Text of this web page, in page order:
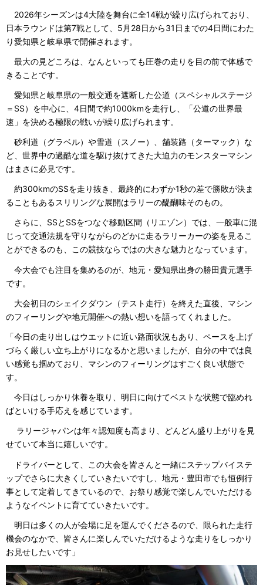
2026年シーズンは4大陸を舞台に全14戦が繰り広げられており、
日本ラウンドは第7戦として、5月28日から31日までの4日間にわた
り愛知県と岐阜県で開催されます。
最大の見どころは、なんといっても圧巻の走りを目の前で体感で
きることです。
愛知県と岐阜県の一般交通を遮断した公道（スペシャルステージ
＝SS）を中心に、4日間で約1000kmを走行し、「公道の世界最
速」を決める極限の戦いが繰り広げられます。
砂利道（グラベル）や雪道（スノー）、舗装路（ターマック）な
ど、世界中の過酷な道を駆け抜けてきた大迫力のモンスターマシン
はまさに必見です。
約300kmのSSを走り抜き、最終的にわずか1秒の差で勝敗が決ま
ることもあるスリリングな展開はラリーの醍醐味そのもの。
さらに、SSとSSをつなぐ移動区間（リエゾン）では、一般車に混
じって交通法規を守りながらのどかに走るラリーカーの姿を見るこ
とができるのも、この競技ならではの大きな魅力となっています。
今大会でも注目を集めるのが、地元・愛知県出身の勝田貴元選手
です。
大会初日のシェイクダウン（テスト走行）を終えた直後、マシン
のフィーリングや地元開催への熱い想いを語ってくれました。
「今日の走り出しはウエットに近い路面状況もあり、ペースを上げ
づらく厳しい立ち上がりになるかと思いましたが、自分の中では良
い感覚も掴めており、マシンのフィーリングはすごく良い状態で
す。
今日はしっかり休養を取り、明日に向けてベストな状態で臨めれ
ばといける手応えを感じています。
ラリージャパンは年々認知度も高まり、どんどん盛り上がりを見
せていて本当に嬉しいです。
ドライバーとして、この大会を皆さんと一緒にステップバイステ
ップでさらに大きくしていきたいですし、地元・豊田市でも恒例行
事として定着してきているので、お祭り感覚で楽しんでいただける
ようなイベントに育てていきたいです。
明日は多くの人が会場に足を運んでくださるので、限られた走行
機会のなかで、皆さんに楽しんでいただけるような走りをしっかり
お見せしたいです」